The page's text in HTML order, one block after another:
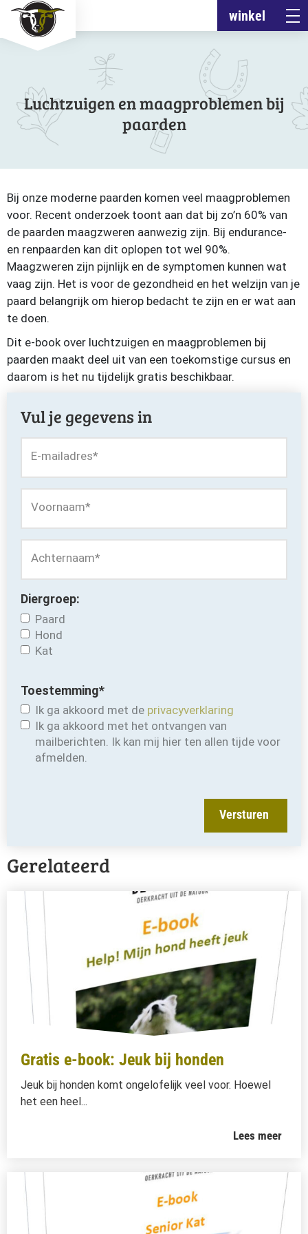
winkel
Luchtzuigen en maagproblemen bij
paarden
Bij onze moderne paarden komen veel maagproblemen
voor. Recent onderzoek toont aan dat bij zo’n 60% van
de paarden maagzweren aanwezig zijn. Bij endurance-
en renpaarden kan dit oplopen tot wel 90%.
Maagzweren zijn pijnlijk en de symptomen kunnen wat
vaag zijn. Het is voor de gezondheid en het welzijn van je
paard belangrijk om hierop bedacht te zijn en er wat aan
te doen.
Dit e-book over luchtzuigen en maagproblemen bij
paarden maakt deel uit van een toekomstige cursus en
daarom is het nu tijdelijk gratis beschikbaar.
Vul je gegevens in
E-mailadres*
Voornaam*
Achternaam*
Diergroep:
Paard
Hond
Kat
Toestemming*
Ik ga akkoord met de privacyverklaring
Ik ga akkoord met het ontvangen van
mailberichten. Ik kan mij hier ten allen tijde voor
afmelden.
Versturen
Gerelateerd
Gratis e-book: Jeuk bij honden
Jeuk bij honden komt ongelofelijk veel voor. Hoewel
het een heel...
Lees meer